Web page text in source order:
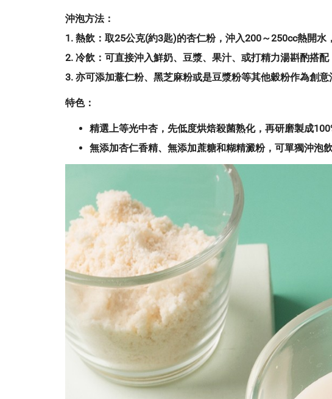
沖泡方法：
1. 熱飲：取25公克(約3匙)的杏仁粉，沖入200～250cc熱開水
2. 冷飲：可直接沖入鮮奶、豆漿、果汁、或打精力湯斟酌搭配
3. 亦可添加薏仁粉、黑芝麻粉或是豆漿粉等其他穀粉作為創意
特色：
精選上等光中杏，先低度烘焙殺菌熟化，再研磨製成
無添加杏仁香精、無添加蔗糖和糊精澱粉，可單獨沖泡